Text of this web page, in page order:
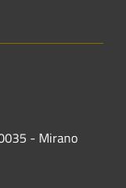
- Mirano